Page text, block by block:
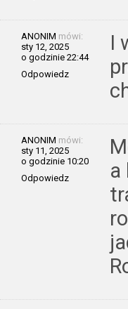
ANONIM mówi:
sty 12, 2025
o godzinie 22:44
Odpowiedz
I
ANONIM mówi:
sty 11, 2025
o godzinie 10:20
Odpowiedz
a